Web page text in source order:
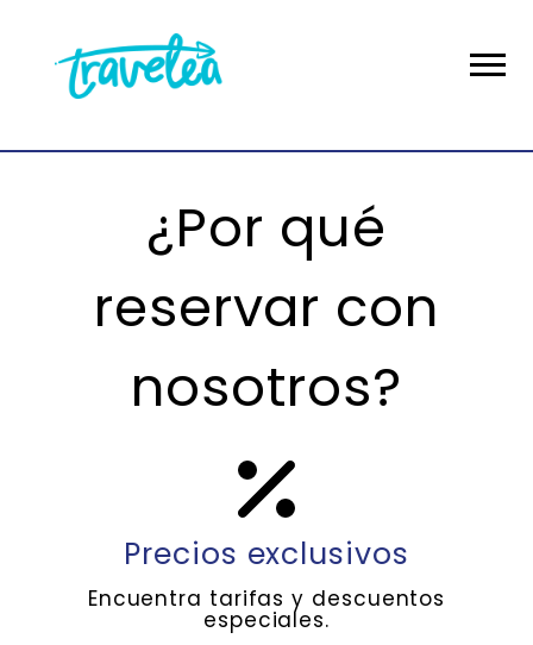
¿Por qué
reservar con
nosotros?
Precios exclusivos
Encuentra tarifas y descuentos
especiales.